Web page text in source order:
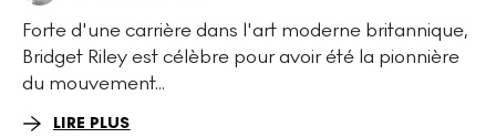
EA
Forte d'une carrière dans l'art moderne britannique,
Bridget Riley est célèbre pour avoir été la pionnière
du mouvement...
LIRE PLUS